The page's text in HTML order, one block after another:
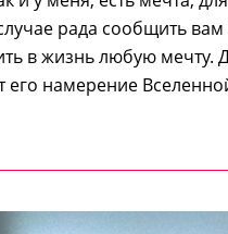
рада сообщить
в жизнь любую мечту.
его намерение